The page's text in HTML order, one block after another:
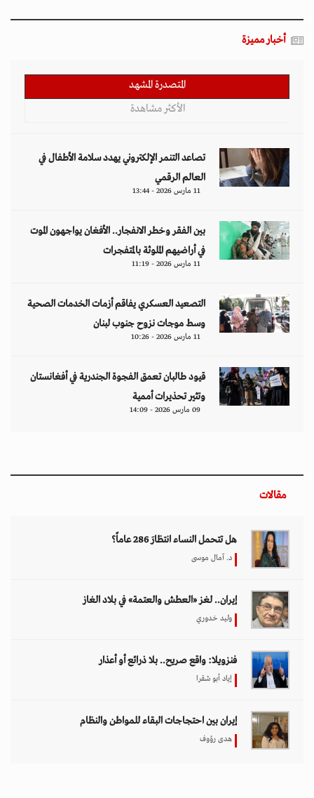
أخبار مميزة
المتصدرة المشهد
الأكثر مشاهدة
تصاعد التنمر الإلكتروني يهدد سلامة الأطفال في
العالم الرقمي
11 مارس 2026 - 13:44
بين الفقر وخطر الانفجار.. الأفغان يواجهون الموت
في أراضيهم الملوثة بالمتفجرات
11 مارس 2026 - 11:19
التصعيد العسكري يفاقم أزمات الخدمات الصحية
وسط موجات نزوح جنوب لبنان
11 مارس 2026 - 10:26
قيود طالبان تعمق الفجوة الجندرية في أفغانستان
وتثير تحذيرات أممية
09 مارس 2026 - 14:09
مقالات
هل تتحمل النساء انتظارَ 286 عاماً؟
د. آمال موسى
إيران.. لغز «العطش والعتمة» في بلاد الغاز
وليد خدوري
فنزويلا: واقع صريح.. بلا ذرائع أو أعذار
إياد أبو شقرا
إيران بين احتجاجات البقاء للمواطن والنظام
هدى رؤوف